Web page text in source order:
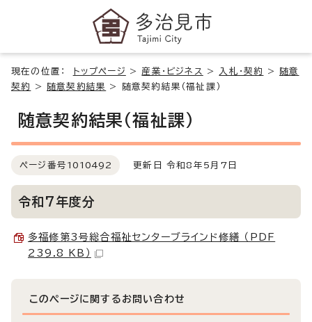
現在の位置： トップページ > 産業・ビジネス > 入札・契約 >
随意
契約
> 随意契約結果 > 随意契約結果（福祉課）
随意契約結果（福祉課）
ページ番号 1010492 更新日 令和8年5月7日
令和7年度分
多福修第3号総合福祉センターブラインド修繕 （PDF
239.8 KB）
このページに関する お問い合わせ